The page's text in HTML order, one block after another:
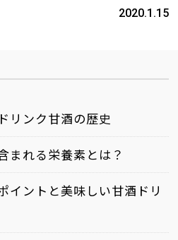
2020.1.15
リンク甘酒の歴史
まれる栄養素とは？
イントと美味しい甘酒ドリ